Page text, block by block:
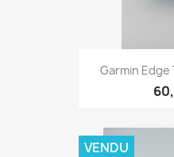

Garmin Edge
VENDU